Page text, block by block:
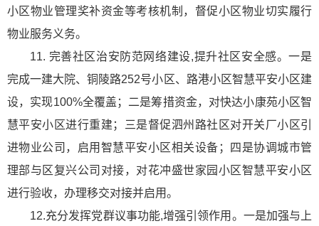
小区物业管理奖补资金等考核机制，督促小区物业切实履行
物业服务义务。
11. 完善社区治安防范网络建设,提升社区安全感。一是
完成一建大院、铜陵路252号小区、路港小区智慧平安小区建
设，实现100%全覆盖；二是筹措资金，对快达小康苑小区智
慧平安小区进行重建；三是督促泗州路社区对开关厂小区引
进物业公司，启用智慧平安小区相关设备；四是协调城市管
理部与区复兴公司对接，对花冲盛世家园小区智慧平安小区
进行验收，办理移交对接并启用。
12.充分发挥党群议事功能,增强引领作用。一是加强与上